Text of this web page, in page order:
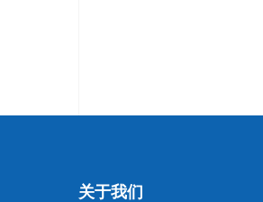
关于我们